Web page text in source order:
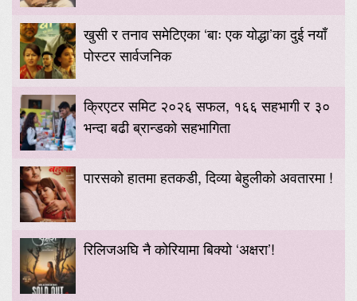
खुसी र तनाव समेटिएका ‘बाः एक योद्धा’का दुई नयाँ
पोस्टर सार्वजनिक
क्रिएटर समिट २०२६ सफल, १६६ सहभागी र ३०
भन्दा बढी ब्रान्डको सहभागिता
पारसको हातमा हतकडी, दिव्या बेहुलीको अवतारमा !
रिलिजअघि नै कोरियामा बिक्यो ‘अक्षरा’!